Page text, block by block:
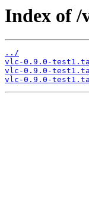
Index of /
../
vlc-0.9.0-
vlc-0.9.0-
vlc-0.9.0-